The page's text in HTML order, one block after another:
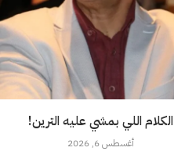
الكلام اللي بمشي عليه الترين!
أغسطس 6, 2026